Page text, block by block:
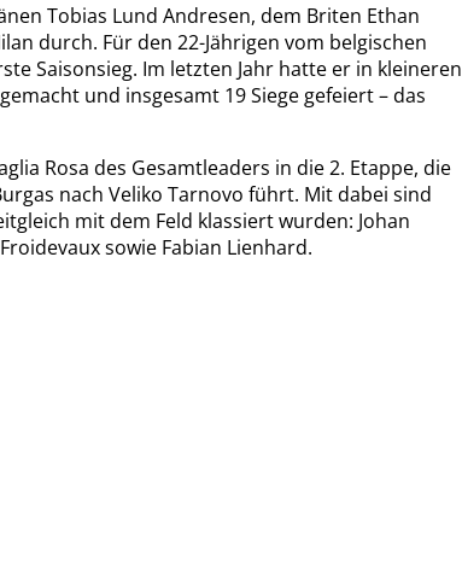
Tobias Lund Andresen, dem Briten Ethan
durch. Für den 22-Jährigen vom belgischen
Saisonsieg. Im letzten Jahr hatte er in kleineren
und insgesamt 19 Siege gefeiert – das
Rosa des Gesamtleaders in die 2. Etappe, die
nach Veliko Tarnovo führt. Mit dabei sind
mit dem Feld klassiert wurden: Johan
sowie Fabian Lienhard.